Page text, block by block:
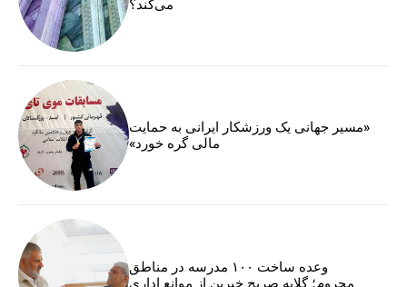
می‌کند؟
«مسیر جهانی یک ورزشکار ایرانی به حمایت
مالی گره خورد»
وعده ساخت ۱۰۰ مدرسه در مناطق
محروم؛ گلایه صریح خیرین از موانع اداری